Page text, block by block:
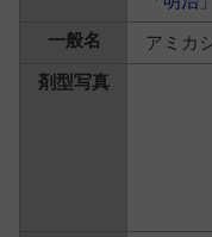
アミカ